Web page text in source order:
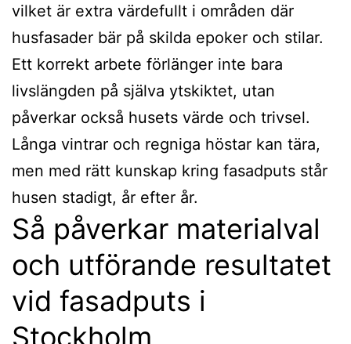
vilket är extra värdefullt i områden där
husfasader bär på skilda epoker och stilar.
Ett korrekt arbete förlänger inte bara
livslängden på själva ytskiktet, utan
påverkar också husets värde och trivsel.
Långa vintrar och regniga höstar kan tära,
men med rätt kunskap kring fasadputs står
husen stadigt, år efter år.
Så påverkar materialval
och utförande resultatet
vid fasadputs i
Stockholm